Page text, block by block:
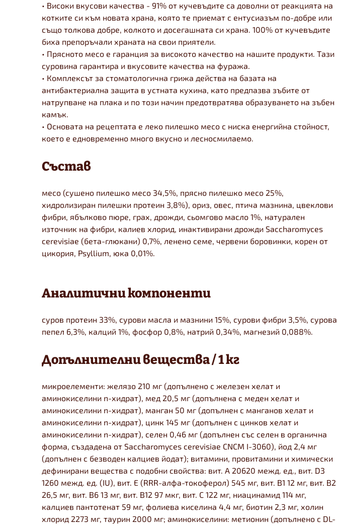
• Високи вкусови качества - 91% от кучевъдите са доволни от реакцията на
котките си към новата храна, която те приемат с ентусиазъм по-добре или
също толкова добре, колкото и досегашната си храна. 100% от кучевъдите
биха препоръчали храната на свои приятели.
• Прясното месо е гаранция за високото качество на нашите продукти. Тази
суровина гарантира и вкусовите качества на фуража.
• Комплексът за стоматологична грижа действа на базата на
антибактериална защита в устната кухина, като предпазва зъбите от
натрупване на плака и по този начин предотвратява образуването на зъбен
камък.
• Основата на рецептата е леко пилешко месо с ниска енергийна стойност,
което е едновременно много вкусно и лесносмилаемо.
Състав
месо (сушено пилешко месо 34,5%, прясно пилешко месо 25%,
хидролизиран пилешки протеин 3,8%), ориз, овес, птича мазнина, цвеклови
фибри, ябълково пюре, грах, дрожди, сьомгово масло 1%, натурален
източник на фибри, калиев хлорид, инактивирани дрожди Saccharomyces
cerevisiae (бета-глюкани) 0,7%, ленено семе, червени боровинки, корен от
цикория, Psyllium, юка 0,01%.
Аналитични компоненти
суров протеин 33%, сурови масла и мазнини 15%, сурови фибри 3,5%, сурова
пепел 6,3%, калций 1%, фосфор 0,8%, натрий 0,34%, магнезий 0,088%.
Допълнителни вещества / 1 кг
микроелементи: желязо 210 мг (допълнено с железен хелат и
аминокиселини n-хидрат), мед 20,5 мг (допълнена с меден хелат и
аминокиселини n-хидрат), манган 50 мг (допълнен с манганов хелат и
аминокиселини n-хидрат), цинк 145 мг (допълнен с цинков хелат и
аминокиселини n-хидрат), селен 0,46 мг (допълнен със селен в органична
форма, създадена от Saccharomyces cerevisiae CNCM I-3060), йод 2,4 мг
(допълнен с безводен калциев йодат); витамини, провитамини и химически
дефинирани вещества с подобни свойства: вит. А 20620 межд. ед., вит. D3
1260 межд. ед. (IU), вит. E (RRR-алфа-токоферол) 545 мг, вит. B1 12 мг, вит. B2
26,5 мг, вит. B6 13 мг, вит. B12 97 мкг, вит. С 122 мг, ниацинамид 114 мг,
калциев пантотенат 59 мг, фолиева киселина 4,4 мг, биотин 2,3 мг, холин
хлорид 2273 мг, таурин 2000 мг; аминокиселини: метионин (допълнено с DL-